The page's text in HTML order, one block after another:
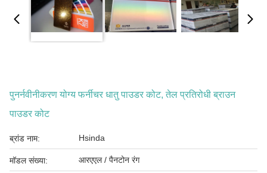
पुनर्नवीनीकरण योग्य फर्नीचर धातु पाउडर कोट, तेल प्रतिरोधी ब्राउन
पाउडर कोट
ब्रांड नाम: Hsinda
मॉडल संख्या: आरएएल / पैनटोन रंग